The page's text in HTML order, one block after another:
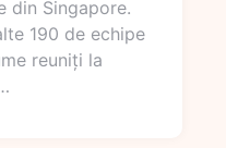
din Singapore.
190 de echipe
reuniți la